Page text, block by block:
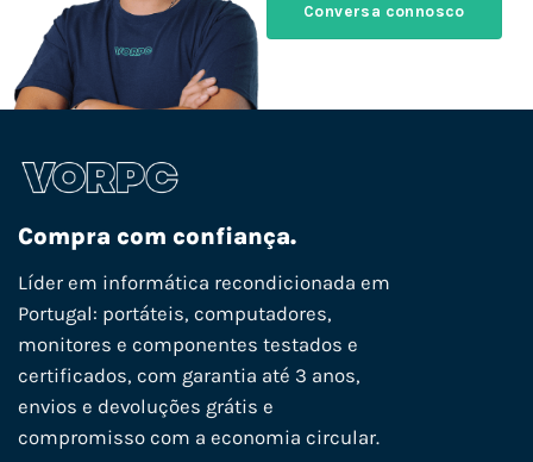
Conversa connosco
Compra com confiança.
Líder em informática recondicionada em
Portugal: portáteis, computadores,
monitores e componentes testados e
certificados, com garantia até 3 anos,
envios e devoluções grátis e
compromisso com a economia circular.